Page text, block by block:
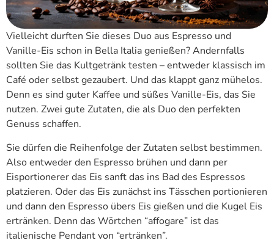
Vielleicht durften Sie dieses Duo aus Espresso und
Vanille-Eis schon in Bella Italia genießen? Andernfalls
sollten Sie das Kultgetränk testen – entweder klassisch im
Café oder selbst gezaubert. Und das klappt ganz mühelos.
Denn es sind guter Kaffee und süßes Vanille-Eis, das Sie
nutzen. Zwei gute Zutaten, die als Duo den perfekten
Genuss schaffen.
Sie dürfen die Reihenfolge der Zutaten selbst bestimmen.
Also entweder den Espresso brühen und dann per
Eisportionerer das Eis sanft das ins Bad des Espressos
platzieren. Oder das Eis zunächst ins Tässchen portionieren
und dann den Espresso übers Eis gießen und die Kugel Eis
ertränken. Denn das Wörtchen “affogare” ist das
italienische Pendant von “ertränken”.